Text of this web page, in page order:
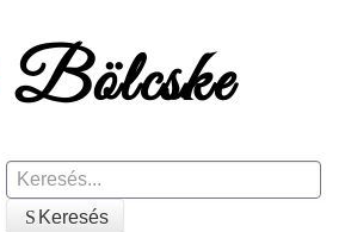
Keresés
Keresés